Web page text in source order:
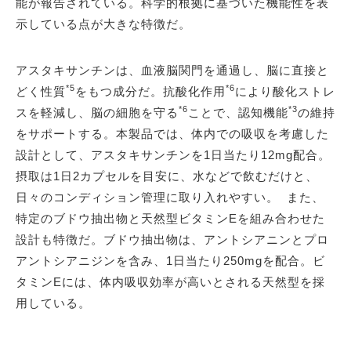
示している点が大きな特徴だ。
アスタキサンチンは、血液脳関門を通過し、脳に直接と
どく性質*5 をもつ成分だ。抗酸化作用*6により酸化ストレ
スを軽減し、脳の細胞を守る *6 ことで、認知機能*3の維持
をサポートする。本製品では、体内での吸収を考慮した
設計として、アスタキサンチンを1日当たり12mg配合。
摂取は1日2カプセルを目安に、水などで飲むだけと、
日々のコンディション管理に取り入れやすい。 また、
特定のブドウ抽出物と天然型ビタミンEを組み合わせた
設計も特徴だ。ブドウ抽出物は、アントシアニンとプロ
アントシアニジンを含み、1日当たり250mgを配合。ビ
タミンEには、体内吸収効率が高いとされる天然型を採
用している。